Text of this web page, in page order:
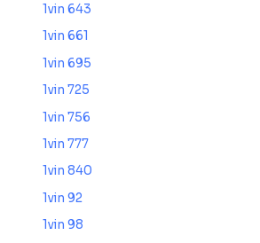
1vin 643
1vin 661
1vin 695
1vin 725
1vin 756
1vin 777
1vin 840
1vin 92
1vin 98